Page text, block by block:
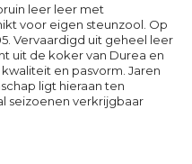
leer leer met
voor eigen steunzool. Op
Vervaardigd uit geheel leer
uit de koker van Durea en
en pasvorm. Jaren
ligt hieraan ten
seizoenen verkrijgbaar